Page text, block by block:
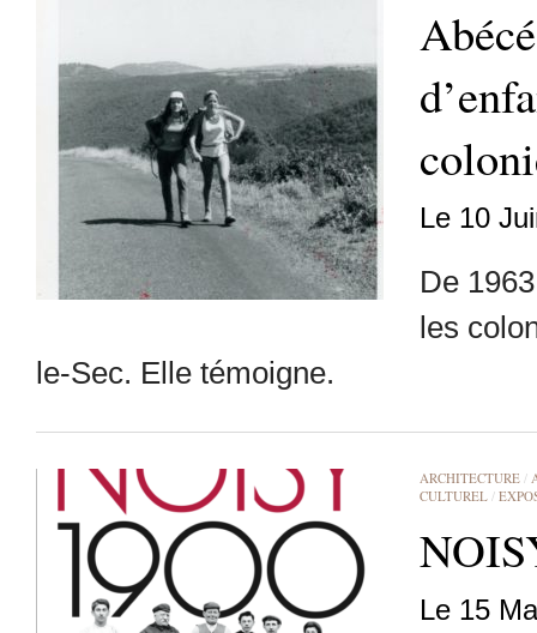
Le 10
De
les
le-Sec. Elle témoigne.
ARCHITECTURE /
CULTUREL /
Le 15